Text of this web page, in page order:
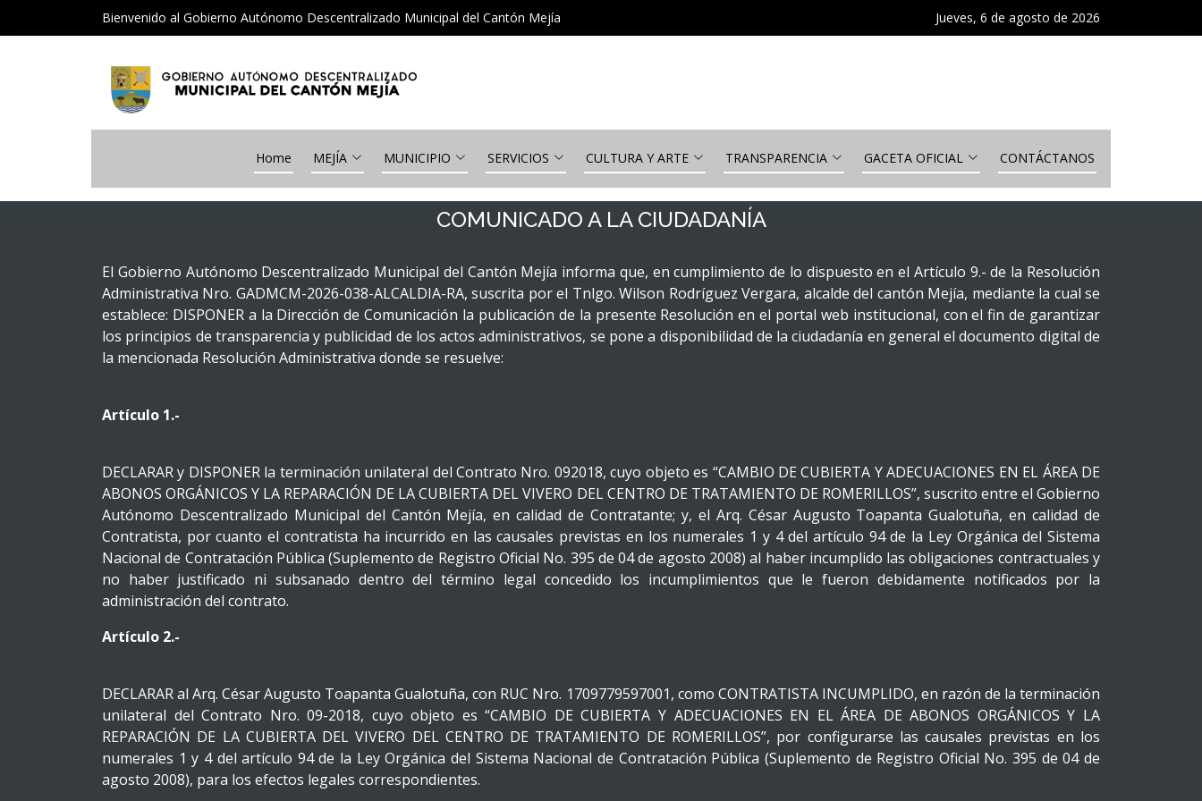
Bienvenido al Gobierno Autónomo Descentralizado Municipal del Cantón Mejía Jueves, 6 de agosto de 2026
Home MEJÍA MUNICIPIO SERVICIOS CULTURA Y ARTE TRANSPARENCIA GACETA OFICIAL CONTÁCTANOS
COMUNICADO A LA CIUDADANÍA
El Gobierno Autónomo Descentralizado Municipal del Cantón Mejía informa que, en cumplimiento de lo dispuesto en el Artículo 9.- de la Resolución
Administrativa Nro. GADMCM-2026-038-ALCALDIA-RA, suscrita por el Tnlgo. Wilson Rodríguez Vergara, alcalde del cantón Mejía, mediante la cual se
establece: DISPONER a la Dirección de Comunicación la publicación de la presente Resolución en el portal web institucional, con el fin de garantizar
los principios de transparencia y publicidad de los actos administrativos, se pone a disponibilidad de la ciudadanía en general el documento digital de
la mencionada Resolución Administrativa donde se resuelve:
Artículo 1.-
DECLARAR y DISPONER la terminación unilateral del Contrato Nro. 092018, cuyo objeto es “CAMBIO DE CUBIERTA Y ADECUACIONES EN EL ÁREA DE
ABONOS ORGÁNICOS Y LA REPARACIÓN DE LA CUBIERTA DEL VIVERO DEL CENTRO DE TRATAMIENTO DE ROMERILLOS”, suscrito entre el Gobierno
Autónomo Descentralizado Municipal del Cantón Mejía, en calidad de Contratante; y, el Arq. César Augusto Toapanta Gualotuña, en calidad de
Contratista, por cuanto el contratista ha incurrido en las causales previstas en los numerales 1 y 4 del artículo 94 de la Ley Orgánica del Sistema
Nacional de Contratación Pública (Suplemento de Registro Oficial No. 395 de 04 de agosto 2008) al haber incumplido las obligaciones contractuales y
no haber justificado ni subsanado dentro del término legal concedido los incumplimientos que le fueron debidamente notificados por la
administración del contrato.
Artículo 2.-
DECLARAR al Arq. César Augusto Toapanta Gualotuña, con RUC Nro. 1709779597001, como CONTRATISTA INCUMPLIDO, en razón de la terminación
unilateral del Contrato Nro. 09-2018, cuyo objeto es “CAMBIO DE CUBIERTA Y ADECUACIONES EN EL ÁREA DE ABONOS ORGÁNICOS Y LA
REPARACIÓN DE LA CUBIERTA DEL VIVERO DEL CENTRO DE TRATAMIENTO DE ROMERILLOS”, por configurarse las causales previstas en los
numerales 1 y 4 del artículo 94 de la Ley Orgánica del Sistema Nacional de Contratación Pública (Suplemento de Registro Oficial No. 395 de 04 de
agosto 2008), para los efectos legales correspondientes.